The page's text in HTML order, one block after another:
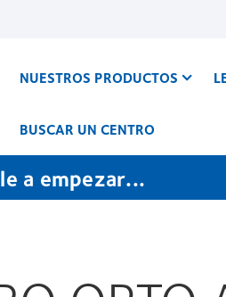
NUESTROS PRODUCTOS
BUSCAR UN CENTRO
a empezar...